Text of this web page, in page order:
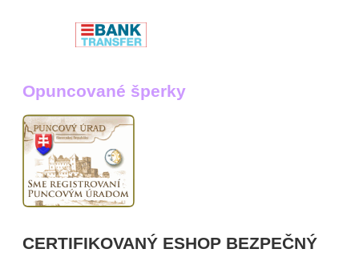
Opuncované šperky
CERTIFIKOVANÝ ESHOP BEZPEČNÝ